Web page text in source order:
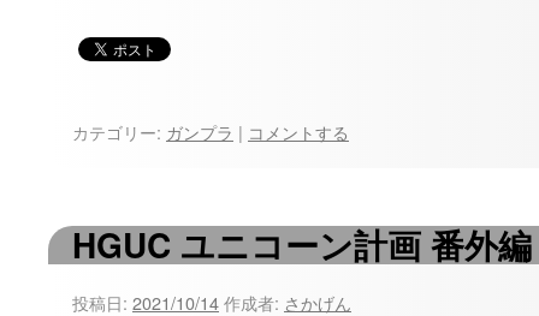
カテゴリー: ガンプラ | コメントする
HGUC ユニコーン計画 番外編
投稿日: 2021/10/14作成者: さかげん